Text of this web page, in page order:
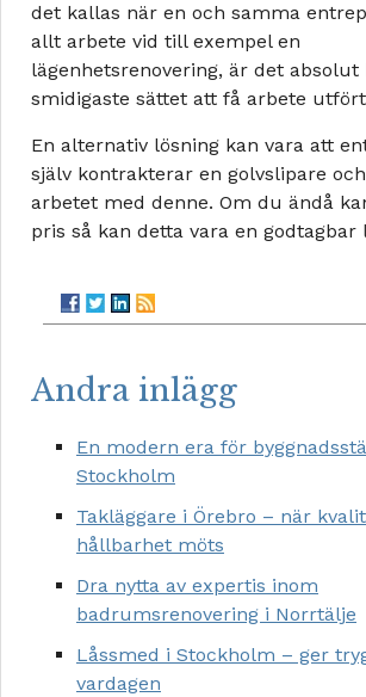
det kallas när en och samma
allt arbete vid till exempel en
lägenhetsrenovering, är det absolut
smidigaste sättet att få arbete
En alternativ lösning kan vara att
själv kontrakterar en golvslipare
arbetet med denne. Om du ändå
pris så kan detta vara en godtagbar
Andra inlägg
En modern era för
Stockholm
Takläggare i Örebro – när
hållbarhet möts
Dra nytta av expertis inom
badrumsrenovering i Norrtälje
Låssmed i Stockholm – ger
vardagen